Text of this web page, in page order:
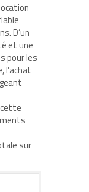
D’un
et une
pour les
l’achat
sur